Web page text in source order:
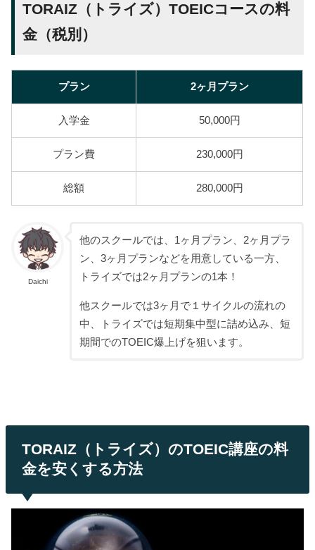
TORAIZ（トライズ）TOEICコースの料
金（税別）
プラン 2ヶ月プラン
入学金 50,000円
プラン費 230,000円
総額 280,000円
Daichi
他のスクールでは、1ヶ月プラン、2ヶ月プラ
ン、3ヶ月プランなどを用意している一方、
トライズでは2ヶ月プランの1本！
他スクールでは3ヶ月で１サイクルの流れの
中、トライズでは短期集中型に詰め込み、短
期間でのTOEIC爆上げを狙います。
TORAIZ（トライズ）のTOEIC講座の料
金を安くする方法